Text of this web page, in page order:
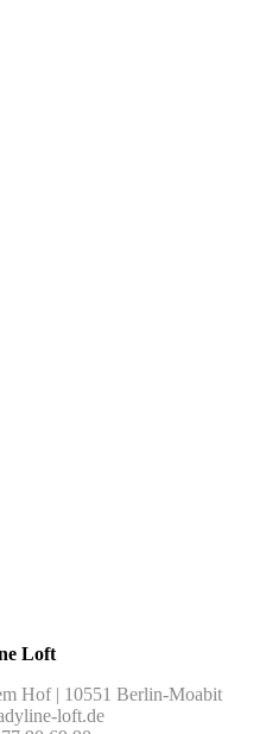
Loft
Hof | 10551 Berlin-Moabit
loft.de